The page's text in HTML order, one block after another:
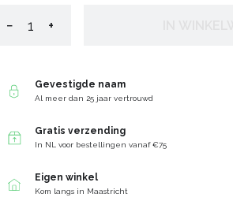
− +
Gevestigde naam
Al meer dan 25 jaar vertrouwd
Gratis verzending
In NL voor bestellingen vanaf €75
Eigen winkel
Kom langs in Maastricht